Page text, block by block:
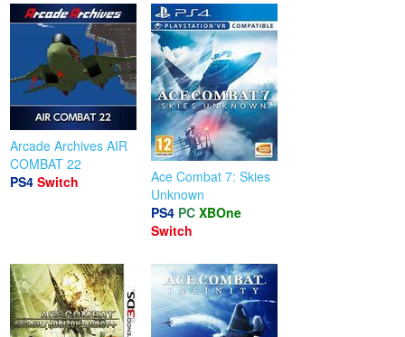
Arcade Archives AIR
COMBAT 22
PS4 Switch
Ace Combat 7: Skies
Unknown
PS4 PC XBOne
Switch